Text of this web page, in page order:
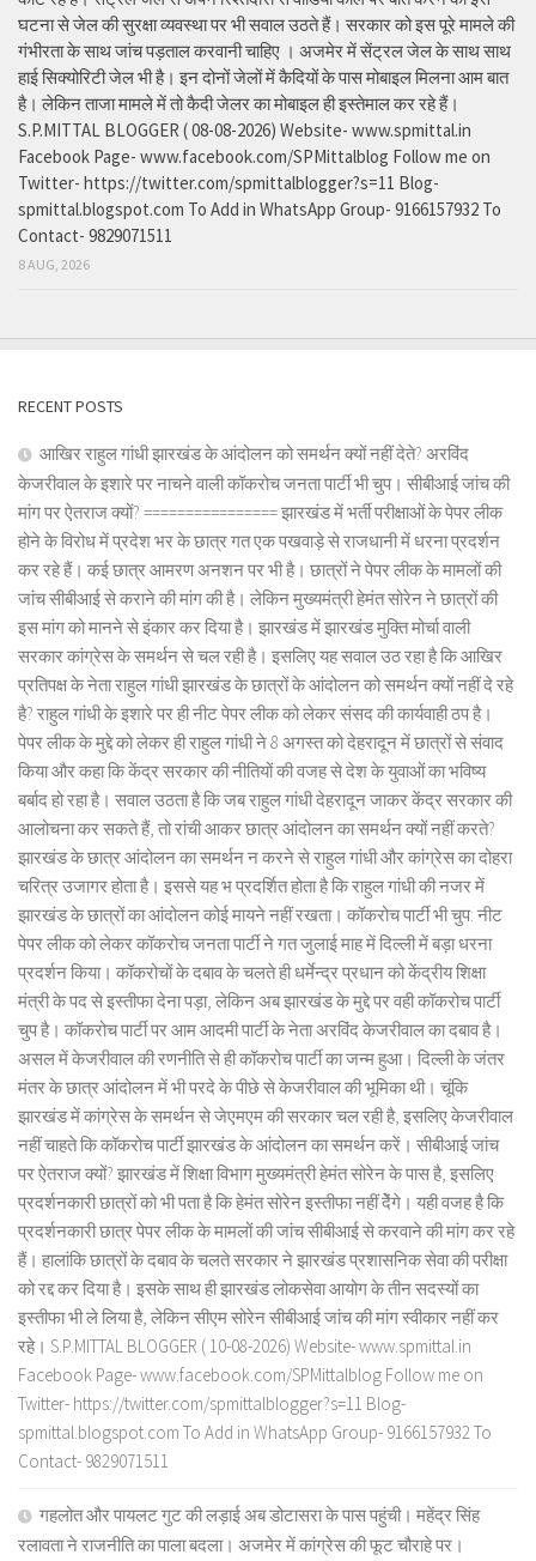
घटना से जेल की सुरक्षा व्यवस्था पर भी सवाल उठते हैं। सरकार को इस पूरे मामले की
गंभीरता के साथ जांच पड़ताल करवानी चाहिए । अजमेर में सेंट्रल जेल के साथ साथ
हाई सिक्योरिटी जेल भी है। इन दोनों जेलों में कैदियों के पास मोबाइल मिलना आम बात
है। लेकिन ताजा मामले में तो कैदी जेलर का मोबाइल ही इस्तेमाल कर रहे हैं।
S.P.MITTAL BLOGGER ( 08-08-2026) Website- www.spmittal.in
Facebook Page- www.facebook.com/SPMittalblog Follow me on
Twitter- https://twitter.com/spmittalblogger?s=11 Blog-
spmittal.blogspot.com To Add in WhatsApp Group- 9166157932 To
Contact- 9829071511
8 AUG, 2026
RECENT POSTS
आखिर राहुल गांधी झारखंड के आंदोलन को समर्थन क्यों नहीं देते? अरविंद
केजरीवाल के इशारे पर नाचने वाली कॉकरोच जनता पार्टी भी चुप। सीबीआई जांच की
मांग पर ऐतराज क्यों? ================ झारखंड में भर्ती परीक्षाओं के पेपर लीक
होने के विरोध में प्रदेश भर के छात्र गत एक पखवाड़े से राजधानी में धरना प्रदर्शन
कर रहे हैं। कई छात्र आमरण अनशन पर भी है। छात्रों ने पेपर लीक के मामलों की
जांच सीबीआई से कराने की मांग की है। लेकिन मुख्यमंत्री हेमंत सोरेन ने छात्रों की
इस मांग को मानने से इंकार कर दिया है। झारखंड में झारखंड मुक्ति मोर्चा वाली
सरकार कांग्रेस के समर्थन से चल रही है। इसलिए यह सवाल उठ रहा है कि आखिर
प्रतिपक्ष के नेता राहुल गांधी झारखंड के छात्रों के आंदोलन को समर्थन क्यों नहीं दे रहे
है? राहुल गांधी के इशारे पर ही नीट पेपर लीक को लेकर संसद की कार्यवाही ठप है।
पेपर लीक के मुद्दे को लेकर ही राहुल गांधी ने 8 अगस्त को देहरादून में छात्रों से संवाद
किया और कहा कि केंद्र सरकार की नीतियों की वजह से देश के युवाओं का भविष्य
बर्बाद हो रहा है। सवाल उठता है कि जब राहुल गांधी देहरादून जाकर केंद्र सरकार की
आलोचना कर सकते हैं, तो रांची आकर छात्र आंदोलन का समर्थन क्यों नहीं करते?
झारखंड के छात्र आंदोलन का समर्थन न करने से राहुल गांधी और कांग्रेस का दोहरा
चरित्र उजागर होता है। इससे यह भ प्रदर्शित होता है कि राहुल गांधी की नजर में
झारखंड के छात्रों का आंदोलन कोई मायने नहीं रखता। कॉकरोच पार्टी भी चुप: नीट
पेपर लीक को लेकर कॉकरोच जनता पार्टी ने गत जुलाई माह में दिल्ली में बड़ा धरना
प्रदर्शन किया। कॉकरोचों के दबाव के चलते ही धर्मेन्द्र प्रधान को केंद्रीय शिक्षा
मंत्री के पद से इस्तीफा देना पड़ा, लेकिन अब झारखंड के मुद्दे पर वही कॉकरोच पार्टी
चुप है। कॉकरोच पार्टी पर आम आदमी पार्टी के नेता अरविंद केजरीवाल का दबाव है।
असल में केजरीवाल की रणनीति से ही कॉकरोच पार्टी का जन्म हुआ। दिल्ली के जंतर
मंतर के छात्र आंदोलन में भी परदे के पीछे से केजरीवाल की भूमिका थी। चूंकि
झारखंड में कांग्रेस के समर्थन से जेएमएम की सरकार चल रही है, इसलिए केजरीवाल
नहीं चाहते कि कॉकरोच पार्टी झारखंड के आंदोलन का समर्थन करें। सीबीआई जांच
पर ऐतराज क्यों? झारखंड में शिक्षा विभाग मुख्यमंत्री हेमंत सोरेन के पास है, इसलिए
प्रदर्शनकारी छात्रों को भी पता है कि हेमंत सोरेन इस्तीफा नहीं देेंगे। यही वजह है कि
प्रदर्शनकारी छात्र पेपर लीक के मामलों की जांच सीबीआई से करवाने की मांग कर रहे
हैं। हालांकि छात्रों के दबाव के चलते सरकार ने झारखंड प्रशासनिक सेवा की परीक्षा
को रद्द कर दिया है। इसके साथ ही झारखंड लोकसेवा आयोग के तीन सदस्यों का
इस्तीफा भी ले लिया है, लेकिन सीएम सोरेन सीबीआई जांच की मांग स्वीकार नहीं कर
रहे। S.P.MITTAL BLOGGER ( 10-08-2026) Website- www.spmittal.in
Facebook Page- www.facebook.com/SPMittalblog Follow me on
Twitter- https://twitter.com/spmittalblogger?s=11 Blog-
spmittal.blogspot.com To Add in WhatsApp Group- 9166157932 To
Contact- 9829071511
गहलोत और पायलट गुट की लड़ाई अब डोटासरा के पास पहुंची। महेंद्र सिंह
रलावता ने राजनीति का पाला बदला। अजमेर में कांग्रेस की फूट चौराहे पर।